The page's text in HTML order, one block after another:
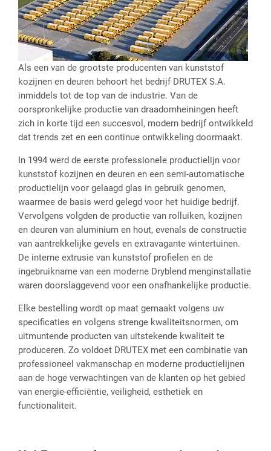
Als een van de grootste producenten van kunststof
kozijnen en deuren behoort het bedrijf DRUTEX S.A.
inmiddels tot de top van de industrie. Van de
oorspronkelijke productie van draadomheiningen heeft
zich in korte tijd een succesvol, modern bedrijf ontwikkeld
dat trends zet en een continue ontwikkeling doormaakt.
In 1994 werd de eerste professionele productielijn voor
kunststof kozijnen en deuren en een semi-automatische
productielijn voor gelaagd glas in gebruik genomen,
waarmee de basis werd gelegd voor het huidige bedrijf.
Vervolgens volgden de productie van rolluiken, kozijnen
en deuren van aluminium en hout, evenals de constructie
van aantrekkelijke gevels en extravagante wintertuinen.
De interne extrusie van kunststof profielen en de
ingebruikname van een moderne Dryblend menginstallatie
waren doorslaggevend voor een onafhankelijke productie.
Elke bestelling wordt op maat gemaakt volgens uw
specificaties en volgens strenge kwaliteitsnormen, om
uitmuntende producten van uitstekende kwaliteit te
produceren. Zo voldoet DRUTEX met een combinatie van
professioneel vakmanschap en moderne productielijnen
aan de hoge verwachtingen van de klanten op het gebied
van energie-efficiëntie, veiligheid, esthetiek en
functionaliteit.